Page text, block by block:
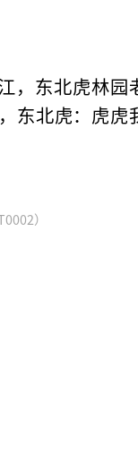
，东北虎林园
东北虎：虎虎
）